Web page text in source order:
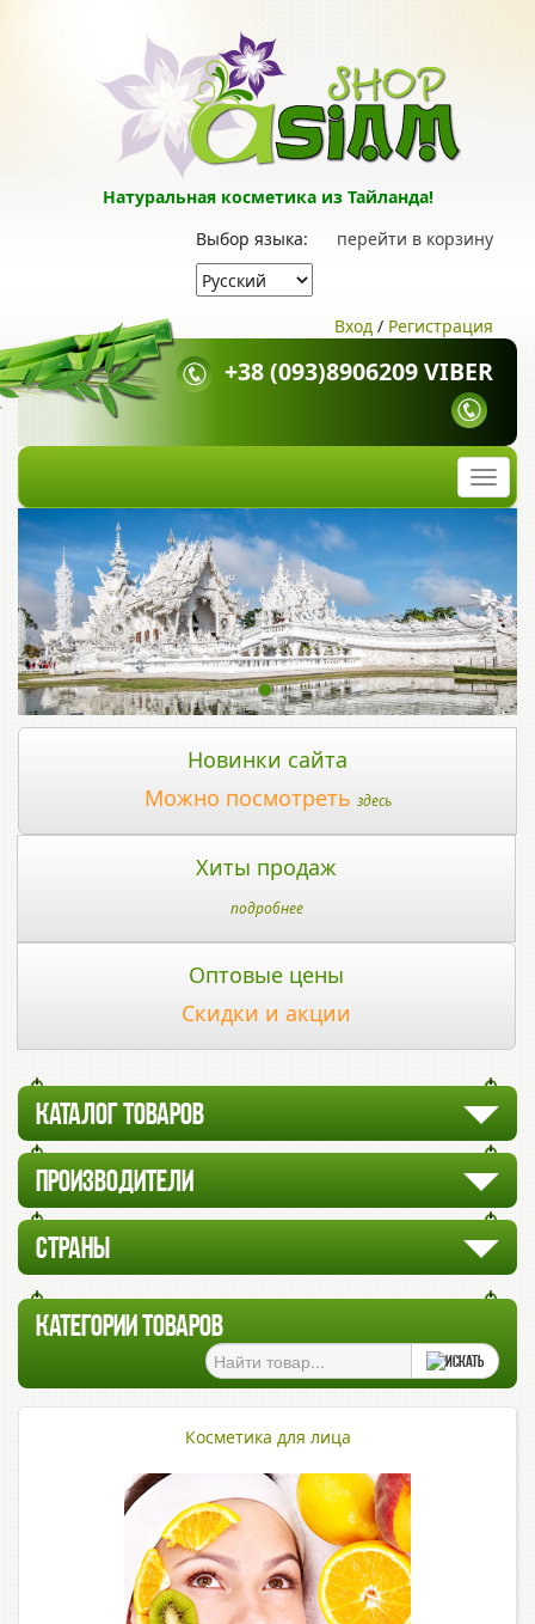
Натуральная косметика из Тайланда!
перейти в корзину
Выбор языка:
Вход / Регистрация
+38 (093)8906209 VIBER
Новинки сайта
Можно посмотреть здесь
Хиты продаж
подробнее
Оптовые цены
Скидки и акции
КАТАЛОГ ТОВАРОВ
ПРОИЗВОДИТЕЛИ
СТРАНЫ
КАТЕГОРИИ ТОВАРОВ
Косметика для лица